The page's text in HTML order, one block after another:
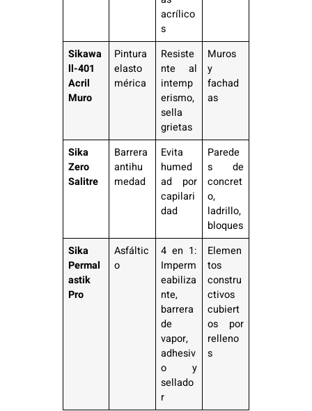
acrílico
s
Sikawa
ll-401
Acril
Muro
Pintura
elasto
mérica
Resiste
nte al
intemp
erismo,
sella
grietas
Muros
y
fachad
as
Sika
Zero
Salitre
Barrera
antihu
medad
Evita
humed
ad por
capilari
dad
Parede
s de
concret
o,
ladrillo,
bloques
Sika
Permal
astik
Pro
Asfáltic
o
4 en 1:
Imperm
eabiliza
nte,
barrera
de
vapor,
adhesiv
o y
sellado
r
Elemen
tos
constru
ctivos
cubiert
os por
relleno
s